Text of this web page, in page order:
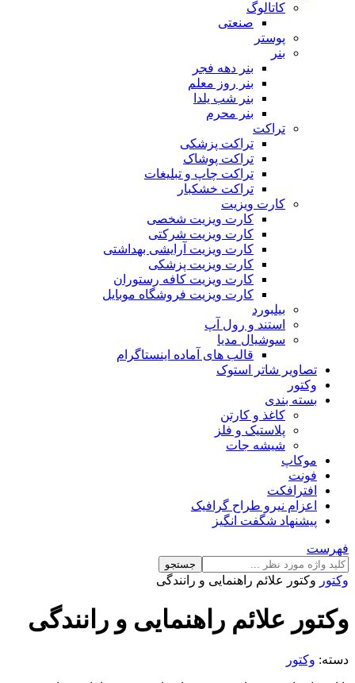
کاتالوگ
صنعتی
پوستر
بنر
بنر دهه فجر
بنر روز معلم
بنر شب یلدا
بنر محرم
تراکت
تراکت پزشکی
تراکت پوشاک
تراکت چاپ و تبلیغات
تراکت خشکبار
کارت ویزیت
کارت ویزیت شخصی
کارت ویزیت شرکتی
کارت ویزیت آرایشی بهداشتی
کارت ویزیت پزشکی
کارت ویزیت کافه رستوران
کارت ویزیت فروشگاه موبایل
بیلبورد
استند و رول آپ
سوشیال مدیا
قالب های آماده اینستاگرام
تصاویر شاتر استوک
وکتور
بسته بندی
کاغذ و کارتن
پلاستیک و فلز
شیشه جات
موکاپ
فونت
افترافکت
اعزام نیرو طراح گرافیک
پیشنهاد شگفت انگیز
فهرست
جستجو
وکتور وکتور علائم راهنمایی و رانندگی
وکتور علائم راهنمایی و رانندگی
دسته: وکتور